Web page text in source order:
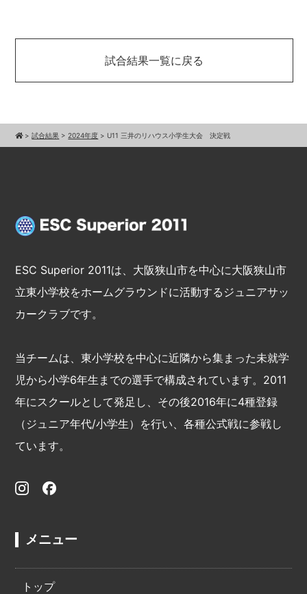
試合結果一覧に戻る
>試合結果 > 2024年度 > U11 三井のリハウス小学生大会 決定戦
ESC Superior 2011は、大阪狭山市を中心に大阪狭山市
立東小学校をホームグラウンドに活動するジュニアサッ
カークラブです。
当チームは、東小学校を中心に近隣から集まった未就学
児から小学6年生までの選手で構成されています。2011
年にスクールとして発足し、その後2016年に4種登録
（ジュニア年代/小学生）を行い、各種公式戦に参戦し
ています。
メニュー
トップ